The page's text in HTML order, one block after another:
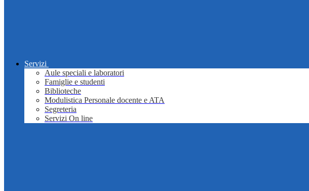
Servizi
Aule speciali e laboratori
Famiglie e studenti
Biblioteche
Modulistica Personale docente e ATA
Segreteria
Servizi On line